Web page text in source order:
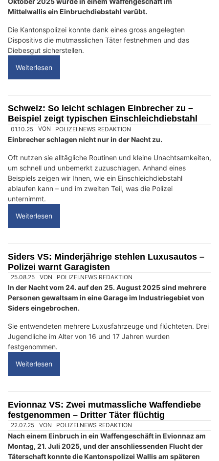
Mittelwallis ein Einbruchdiebstahl verübt.
Die Kantonspolizei konnte dank eines gross angelegten
Dispositivs die mutmasslichen Täter festnehmen und das
Diebesgut sicherstellen.
Weiterlesen
Schweiz: So leicht schlagen Einbrecher zu –
Beispiel zeigt typischen Einschleichdiebstahl
01.10.25 VON POLIZEI.NEWS REDAKTION
Einbrecher schlagen nicht nur in der Nacht zu.
Oft nutzen sie alltägliche Routinen und kleine Unachtsamkeiten,
um schnell und unbemerkt zuzuschlagen. Anhand eines
Beispiels zeigen wir Ihnen, wie ein Einschleichdiebstahl
ablaufen kann – und im zweiten Teil, was die Polizei
unternimmt.
Weiterlesen
Siders VS: Minderjährige stehlen Luxusautos –
Polizei warnt Garagisten
25.08.25 VON POLIZEI.NEWS REDAKTION
In der Nacht vom 24. auf den 25. August 2025 sind mehrere
Personen gewaltsam in eine Garage im Industriegebiet von
Siders eingebrochen.
Sie entwendeten mehrere Luxusfahrzeuge und flüchteten. Drei
Jugendliche im Alter von 16 und 17 Jahren wurden
festgenommen.
Weiterlesen
Evionnaz VS: Zwei mutmassliche Waffendiebe
festgenommen – Dritter Täter flüchtig
22.07.25 VON POLIZEI.NEWS REDAKTION
Nach einem Einbruch in ein Waffengeschäft in Evionnaz am
Montag, 21. Juli 2025, und der anschliessenden Flucht der
Täterschaft konnte die Kantonspolizei Wallis am späteren